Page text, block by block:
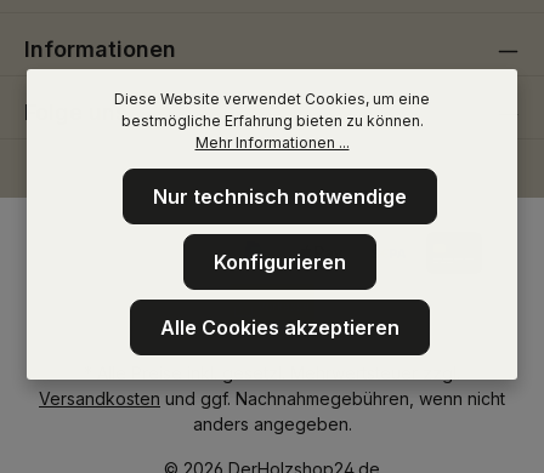
Informationen
Folge uns
© 2026 DerHolzshop24.de
Versandkosten und ggf. Nachnahmegebühren, wenn nicht
anders angegeben.
Diese Website verwendet Cookies, um eine
bestmögliche Erfahrung bieten zu können.
Mehr Informationen ...
Nur technisch notwendige
Konfigurieren
Alle Cookies akzeptieren